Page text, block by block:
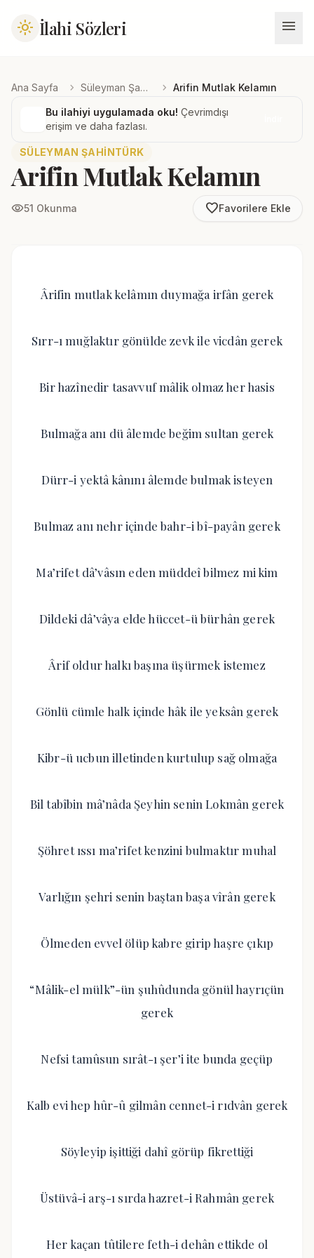
light_mode İlahi Sözleri menu
Ana Sayfa chevron_right Süleyman Şahintürk chevron_right Arifin Mutlak Kelamın
Bu ilahiyi uygulamada oku! Çevrimdışı
erişim ve daha fazlası.
SÜLEYMAN ŞAHINTÜRK
Arifin Mutlak Kelamın
visibility51 Okunma favorite_borderFavorilere Ekle
Ârifin mutlak kelâmın duymağa irfân gerek
Sırr-ı muğlaktır gönülde zevk ile vicdân gerek
Bir hazînedir tasavvuf mâlik olmaz her hasis
Bulmağa anı dü âlemde beğim sultan gerek
Dürr-i yektâ kânını âlemde bulmak isteyen
Bulmaz anı nehr içinde bahr-i bî-payân gerek
Ma’rifet dâ’vâsın eden müddeî bilmez mi kim
Dildeki dâ’vâya elde hüccet-ü bürhân gerek
Ârif oldur halkı başına üşürmek istemez
Gönlü cümle halk içinde hâk ile yeksân gerek
Kibr-ü ucbun illetinden kurtulup sağ olmağa
Bil tabîbin mâ’nâda Şeyhin senin Lokmân gerek
Şöhret ıssı ma’rifet kenzini bulmaktır muhal
Varlığın şehri senin baştan başa vîrân gerek
Ölmeden evvel ölüp kabre girip haşre çıkıp
“Mâlik-el mülk”-ün şuhûdunda gönül hayrıçün
gerek
Nefsi tamûsun sırât-ı şer’i ite bunda geçüp
Kalb evi hep hûr-û gilmân cennet-i rıdvân gerek
Söyleyip işittiği dahî görüp fikrettiği
Üstüvâ-i arş-ı sırda hazret-i Rahmân gerek
Her kaçan tûtilere feth-i dehân ettikde ol